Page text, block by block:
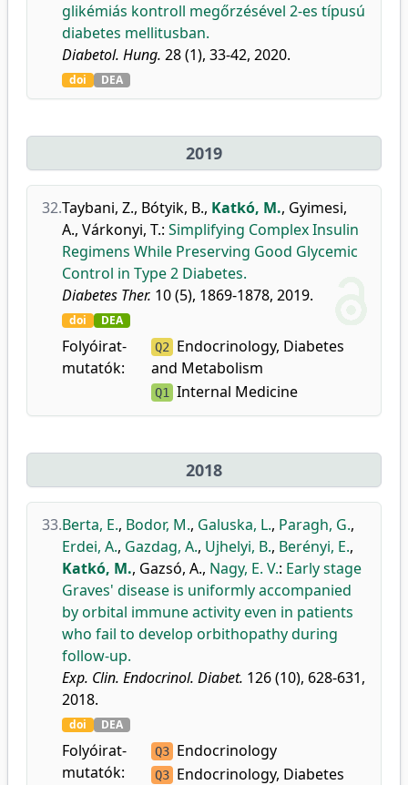
glikémiás kontroll megőrzésével 2-es típusú
diabetes mellitusban.
Diabetol. Hung. 28 (1), 33-42, 2020.
doi DEA
2019
32.Taybani, Z., Bótyik, B., Katkó, M., Gyimesi,
A., Várkonyi, T.: Simplifying Complex Insulin
Regimens While Preserving Good Glycemic
Control in Type 2 Diabetes.
Diabetes Ther. 10 (5), 1869-1878, 2019.
doi DEA
Folyóirat-
mutatók:
Q2 Endocrinology, Diabetes
and Metabolism
Q1 Internal Medicine
2018
33.Berta, E., Bodor, M., Galuska, L., Paragh, G.,
Erdei, A., Gazdag, A., Ujhelyi, B., Berényi, E.,
Katkó, M., Gazsó, A., Nagy, E. V.: Early stage
Graves' disease is uniformly accompanied
by orbital immune activity even in patients
who fail to develop orbithopathy during
follow-up.
Exp. Clin. Endocrinol. Diabet. 126 (10), 628-631,
2018.
doi DEA
Folyóirat-
mutatók:
Q3 Endocrinology
Q3 Endocrinology, Diabetes